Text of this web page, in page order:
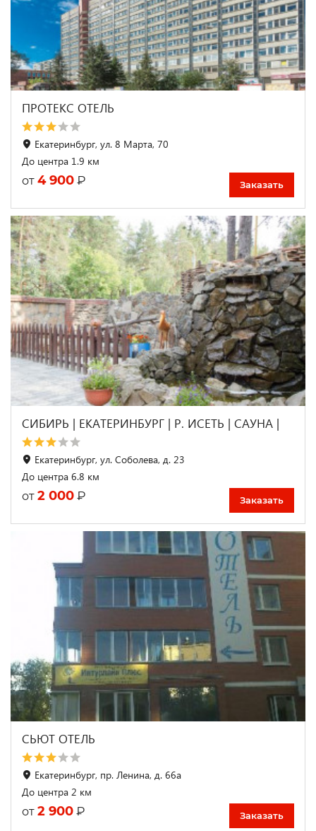
ПРОТЕКС ОТЕЛЬ
Екатеринбург, ул. 8 Марта, 70
До центра 1.9 км
от 4 900 ₽ Заказать
СИБИРЬ | ЕКАТЕРИНБУРГ | Р. ИСЕТЬ | САУНА |
Екатеринбург, ул. Соболева, д. 23
До центра 6.8 км
от 2 000 ₽ Заказать
СЬЮТ ОТЕЛЬ
Екатеринбург, пр. Ленина, д. 66а
До центра 2 км
от 2 900 ₽ Заказать